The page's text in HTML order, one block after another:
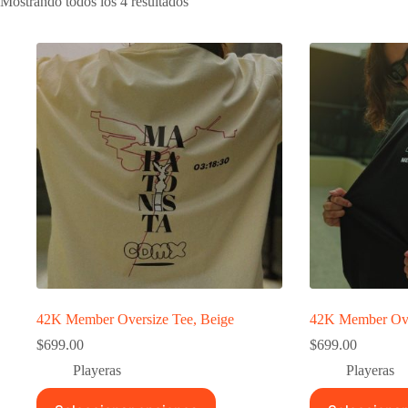
42K Member Oversize Tee, Beige
$699.00
Playeras
Este
42K Member
$699.00
Playeras
Este